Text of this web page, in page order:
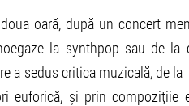
oară, după un concert
la synthpop sau de la
a sedus critica muzicală, de la
euforică, și prin compozițiie